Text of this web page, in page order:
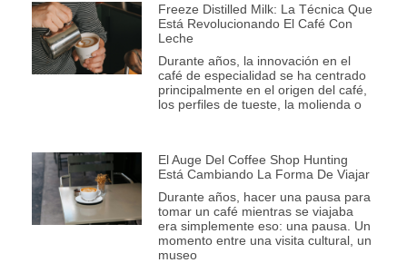
Freeze Distilled Milk: La Técnica Que
Está Revolucionando El Café Con
Leche
Durante años, la innovación en el
café de especialidad se ha centrado
principalmente en el origen del café,
los perfiles de tueste, la molienda o
El Auge Del Coffee Shop Hunting
Está Cambiando La Forma De Viajar
Durante años, hacer una pausa para
tomar un café mientras se viajaba
era simplemente eso: una pausa. Un
momento entre una visita cultural, un
museo